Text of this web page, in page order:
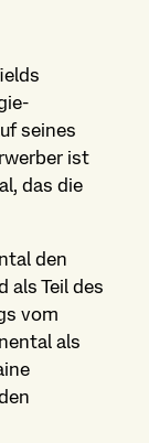
seines
ist
das die
den
als Teil des
vom
als